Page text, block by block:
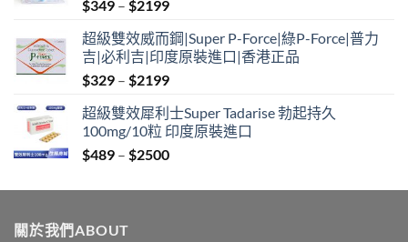
$349 – $2199Price
$349
through
$2199
超級雙效威而鋼|Super P-Force|綠P-Force|普力
吉|必利吉|印度原裝進口|香港正品
$329 – $2199Price
$329
through
$2199
超級雙效犀利士Super Tadarise 勃起持久
100mg/10粒 印度原裝進口
$489 – $2500Price
$489
關於我們ABOUT